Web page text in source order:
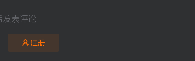
发表评论
注册